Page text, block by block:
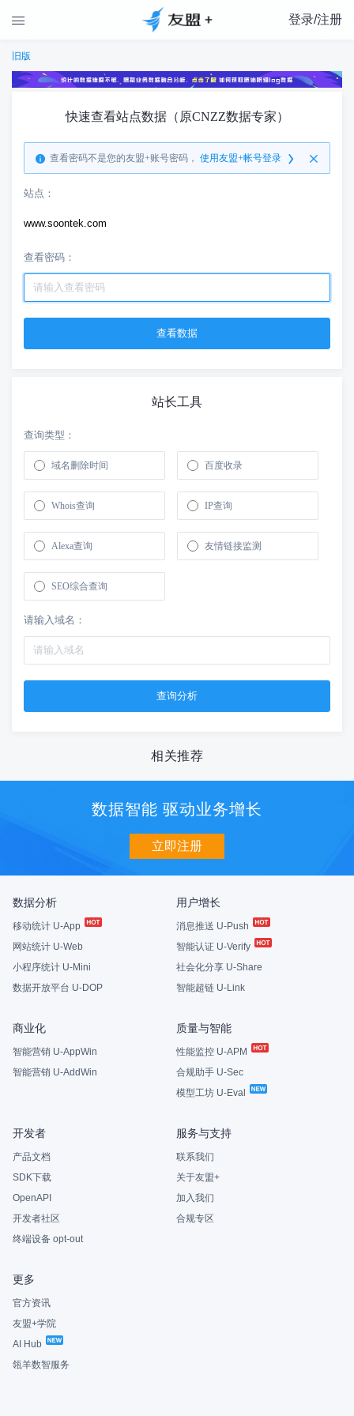
 登录/注册
旧版
快速查看站点数据（原CNZZ数据专家）
查看密码不是您的友盟+账号密码， 使用友盟+帐号登录
站点：
www.soontek.com
查看密码：
站长工具
查询类型：
域名删除时间 百度收录
Whois查询 IP查询
Alexa查询 友情链接监测
SEO综合查询
请输入域名：
相关推荐
数据智能 驱动业务增长
立即注册
数据分析
移动统计 U-App
网站统计 U-Web
小程序统计 U-Mini
数据开放平台 U-DOP
用户增长
消息推送 U-Push
智能认证 U-Verify
社会化分享 U-Share
智能超链 U-Link
商业化
智能营销 U-AppWin
智能营销 U-AddWin
质量与智能
性能监控 U-APM
合规助手 U-Sec
模型工坊 U-Eval
开发者
产品文档
SDK下载
OpenAPI
开发者社区
终端设备 opt-out
服务与支持
联系我们
关于友盟+
加入我们
合规专区
更多
官方资讯
友盟+学院
AI Hub
瓴羊数智服务